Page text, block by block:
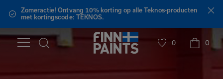
Zomeractie! Ontvang 10% korting op alle Teknos-producten
met kortingscode: TEKNOS.
0 0